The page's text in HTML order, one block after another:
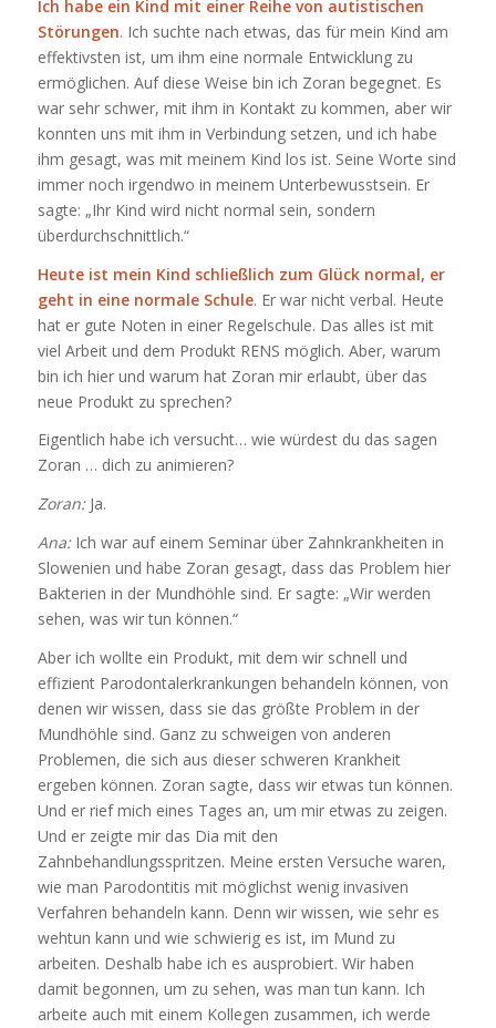
Ich habe ein Kind mit einer Reihe von autistischen
Störungen. Ich suchte nach etwas, das für mein Kind am
effektivsten ist, um ihm eine normale Entwicklung zu
ermöglichen. Auf diese Weise bin ich Zoran begegnet. Es
war sehr schwer, mit ihm in Kontakt zu kommen, aber wir
konnten uns mit ihm in Verbindung setzen, und ich habe
ihm gesagt, was mit meinem Kind los ist. Seine Worte sind
immer noch irgendwo in meinem Unterbewusstsein. Er
sagte: „Ihr Kind wird nicht normal sein, sondern
überdurchschnittlich.“
Heute ist mein Kind schließlich zum Glück normal, er
geht in eine normale Schule. Er war nicht verbal. Heute
hat er gute Noten in einer Regelschule. Das alles ist mit
viel Arbeit und dem Produkt RENS möglich. Aber, warum
bin ich hier und warum hat Zoran mir erlaubt, über das
neue Produkt zu sprechen?
Eigentlich habe ich versucht… wie würdest du das sagen
Zoran … dich zu animieren?
Zoran: Ja.
Ana: Ich war auf einem Seminar über Zahnkrankheiten in
Slowenien und habe Zoran gesagt, dass das Problem hier
Bakterien in der Mundhöhle sind. Er sagte: „Wir werden
sehen, was wir tun können.“
Aber ich wollte ein Produkt, mit dem wir schnell und
effizient Parodontalerkrankungen behandeln können, von
denen wir wissen, dass sie das größte Problem in der
Mundhöhle sind. Ganz zu schweigen von anderen
Problemen, die sich aus dieser schweren Krankheit
ergeben können. Zoran sagte, dass wir etwas tun können.
Und er rief mich eines Tages an, um mir etwas zu zeigen.
Und er zeigte mir das Dia mit den
Zahnbehandlungsspritzen. Meine ersten Versuche waren,
wie man Parodontitis mit möglichst wenig invasiven
Verfahren behandeln kann. Denn wir wissen, wie sehr es
wehtun kann und wie schwierig es ist, im Mund zu
arbeiten. Deshalb habe ich es ausprobiert. Wir haben
damit begonnen, um zu sehen, was man tun kann. Ich
arbeite auch mit einem Kollegen zusammen, ich werde